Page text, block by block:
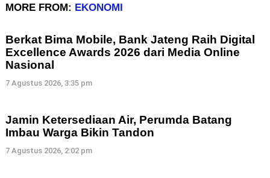
MORE FROM: EKONOMI
Berkat Bima Mobile, Bank Jateng Raih Digital
Excellence Awards 2026 dari Media Online
Nasional
7 Agustus 2026, 3:35 pm
Jamin Ketersediaan Air, Perumda Batang
Imbau Warga Bikin Tandon
7 Agustus 2026, 2:02 pm